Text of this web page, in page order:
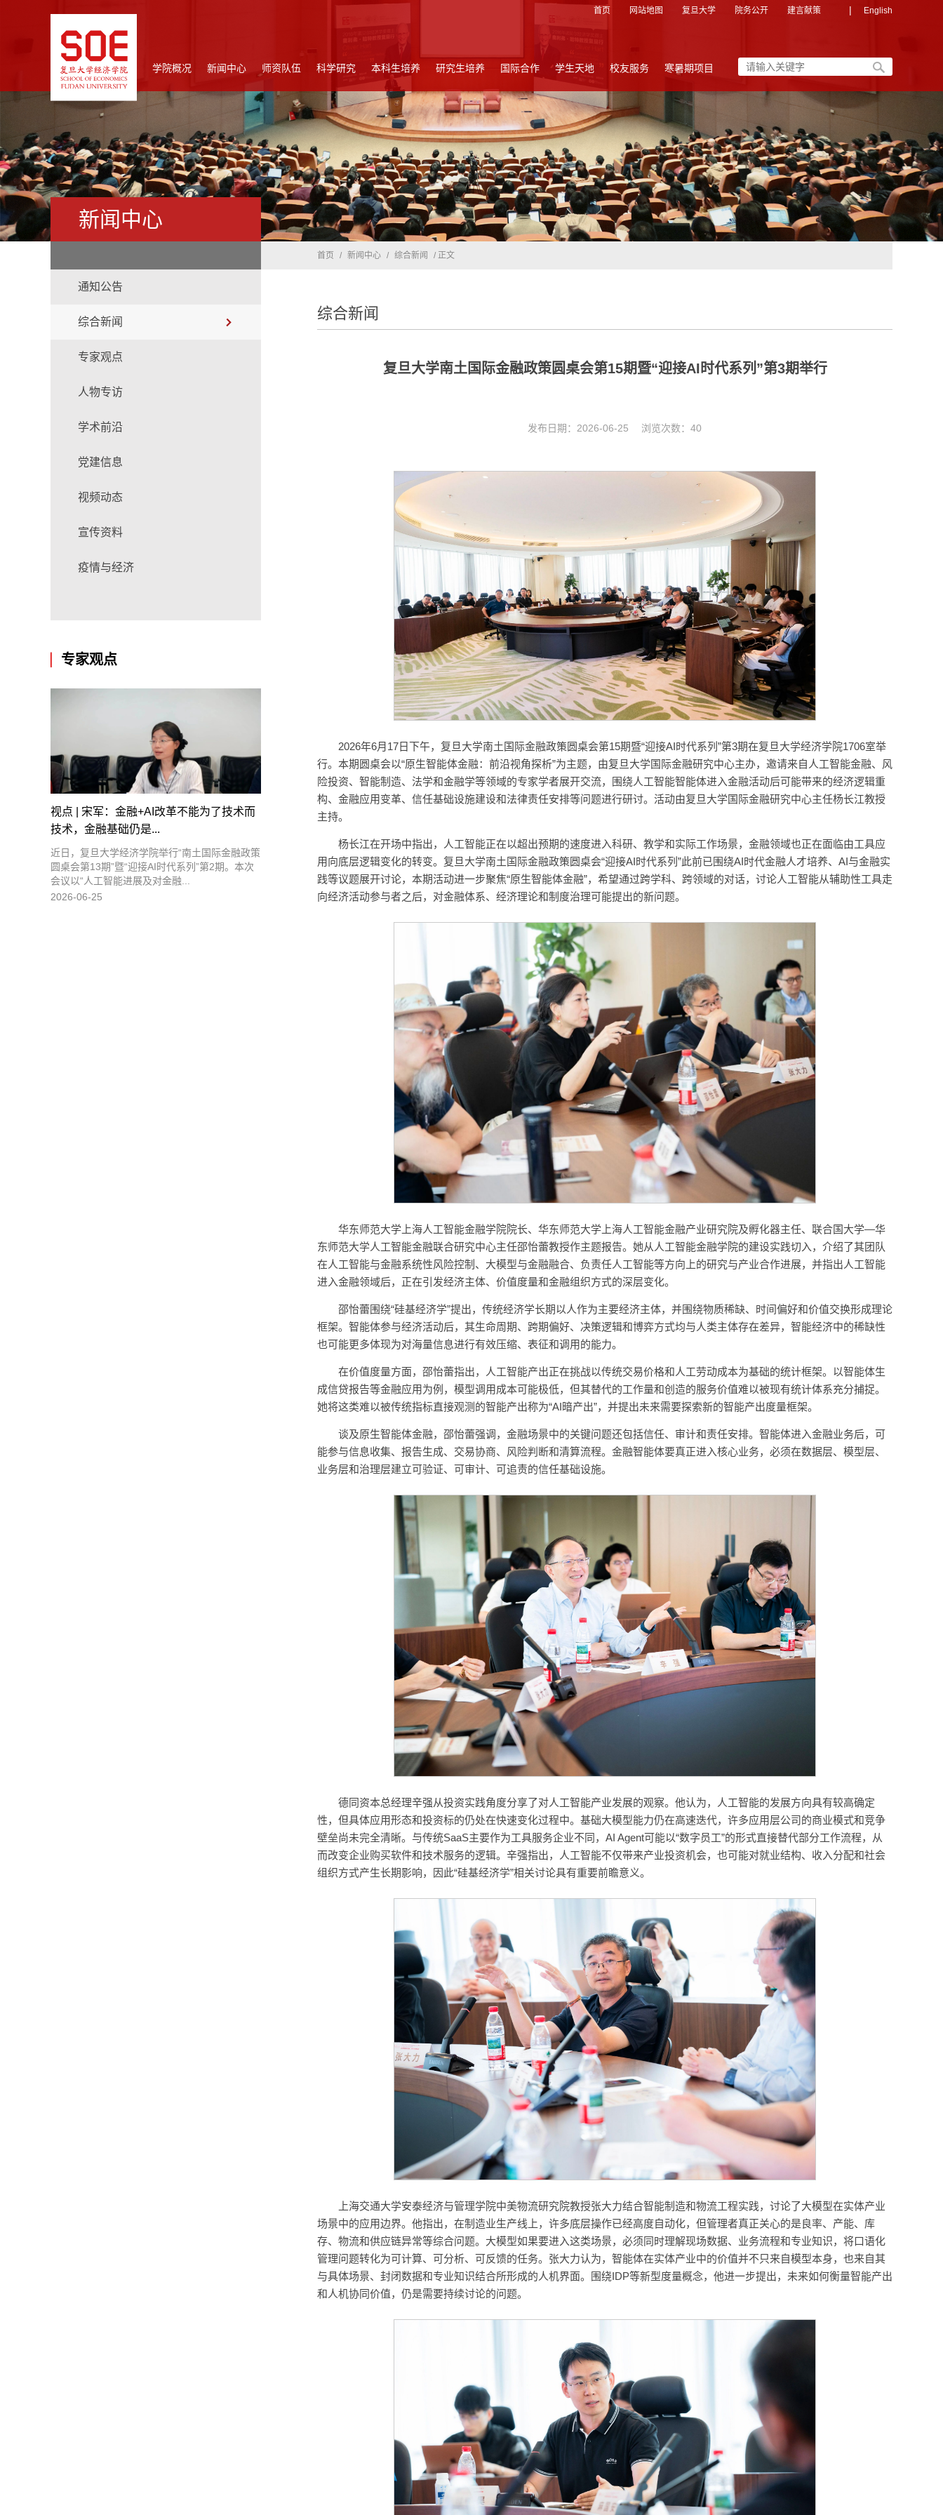
首页 网站地图 复旦大学 院务公开 建言献策 | English
学院概况 新闻中心 师资队伍 科学研究 本科生培养 研究生培养 国际合作 学生天地 校友服务 寒暑期项目
新闻中心
通知公告
综合新闻
专家观点
人物专访
学术前沿
党建信息
视频动态
宣传资料
疫情与经济
专家观点
视点 | 宋军：金融+AI改革不能为了技术而
技术，金融基础仍是...
近日，复旦大学经济学院举行“南土国际金融政策
圆桌会第13期”暨“迎接AI时代系列”第2期。本次
会议以“人工智能进展及对金融...
2026-06-25
首页 / 新闻中心 / 综合新闻 / 正文
综合新闻
复旦大学南土国际金融政策圆桌会第15期暨“迎接AI时代系列”第3期举行
发布日期：2026-06-25 浏览次数： 40
2026年6月17日下午，复旦大学南土国际金融政策圆桌会第15期暨“迎接AI时代系列”第3期在复旦大学经济学院1706室举
行。本期圆桌会以“原生智能体金融：前沿视角探析”为主题，由复旦大学国际金融研究中心主办，邀请来自人工智能金融、风
险投资、智能制造、法学和金融学等领域的专家学者展开交流，围绕人工智能智能体进入金融活动后可能带来的经济逻辑重
构、金融应用变革、信任基础设施建设和法律责任安排等问题进行研讨。活动由复旦大学国际金融研究中心主任杨长江教授
主持。
杨长江在开场中指出，人工智能正在以超出预期的速度进入科研、教学和实际工作场景，金融领域也正在面临由工具应
用向底层逻辑变化的转变。复旦大学南土国际金融政策圆桌会“迎接AI时代系列”此前已围绕AI时代金融人才培养、AI与金融实
践等议题展开讨论，本期活动进一步聚焦“原生智能体金融”，希望通过跨学科、跨领域的对话，讨论人工智能从辅助性工具走
向经济活动参与者之后，对金融体系、经济理论和制度治理可能提出的新问题。
华东师范大学上海人工智能金融学院院长、华东师范大学上海人工智能金融产业研究院及孵化器主任、联合国大学—华
东师范大学人工智能金融联合研究中心主任邵怡蕾教授作主题报告。她从人工智能金融学院的建设实践切入，介绍了其团队
在人工智能与金融系统性风险控制、大模型与金融融合、负责任人工智能等方向上的研究与产业合作进展，并指出人工智能
进入金融领域后，正在引发经济主体、价值度量和金融组织方式的深层变化。
邵怡蕾围绕“硅基经济学”提出，传统经济学长期以人作为主要经济主体，并围绕物质稀缺、时间偏好和价值交换形成理论
框架。智能体参与经济活动后，其生命周期、跨期偏好、决策逻辑和博弈方式均与人类主体存在差异，智能经济中的稀缺性
也可能更多体现为对海量信息进行有效压缩、表征和调用的能力。
在价值度量方面，邵怡蕾指出，人工智能产出正在挑战以传统交易价格和人工劳动成本为基础的统计框架。以智能体生
成信贷报告等金融应用为例，模型调用成本可能极低，但其替代的工作量和创造的服务价值难以被现有统计体系充分捕捉。
她将这类难以被传统指标直接观测的智能产出称为“AI暗产出”，并提出未来需要探索新的智能产出度量框架。
谈及原生智能体金融，邵怡蕾强调，金融场景中的关键问题还包括信任、审计和责任安排。智能体进入金融业务后，可
能参与信息收集、报告生成、交易协商、风险判断和清算流程。金融智能体要真正进入核心业务，必须在数据层、模型层、
业务层和治理层建立可验证、可审计、可追责的信任基础设施。
德同资本总经理辛强从投资实践角度分享了对人工智能产业发展的观察。他认为，人工智能的发展方向具有较高确定
性，但具体应用形态和投资标的仍处在快速变化过程中。基础大模型能力仍在高速迭代，许多应用层公司的商业模式和竞争
壁垒尚未完全清晰。与传统SaaS主要作为工具服务企业不同，AI Agent可能以“数字员工”的形式直接替代部分工作流程，从
而改变企业购买软件和技术服务的逻辑。辛强指出，人工智能不仅带来产业投资机会，也可能对就业结构、收入分配和社会
组织方式产生长期影响，因此“硅基经济学”相关讨论具有重要前瞻意义。
上海交通大学安泰经济与管理学院中美物流研究院教授张大力结合智能制造和物流工程实践，讨论了大模型在实体产业
场景中的应用边界。他指出，在制造业生产线上，许多底层操作已经高度自动化，但管理者真正关心的是良率、产能、库
存、物流和供应链异常等综合问题。大模型如果要进入这类场景，必须同时理解现场数据、业务流程和专业知识，将口语化
管理问题转化为可计算、可分析、可反馈的任务。张大力认为，智能体在实体产业中的价值并不只来自模型本身，也来自其
与具体场景、封闭数据和专业知识结合所形成的人机界面。围绕IDP等新型度量概念，他进一步提出，未来如何衡量智能产出
和人机协同价值，仍是需要持续讨论的问题。